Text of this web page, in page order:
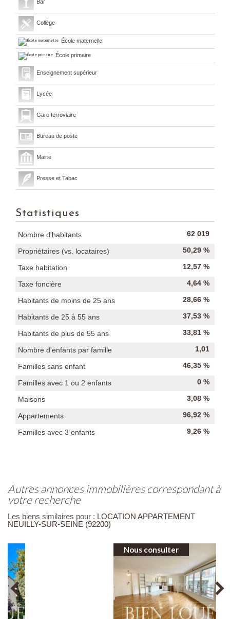
Bar
Collège
École maternelle
École primaire
Enseignement supérieur
Lycée
Gare ferroviaire
Bureau de poste
Mairie
Presse et Tabac
Statistiques
Nombre d'habitants 62 019
Propriétaires (vs. locataires) 50,29 %
Taxe habitation 12,57 %
Taxe foncière 4,64 %
Habitants de moins de 25 ans 28,66 %
Habitants de 25 à 55 ans 37,53 %
Habitants de plus de 55 ans 33,81 %
Nombre d'enfants par famille 1,01
Familles sans enfant 46,35 %
Familles avec 1 ou 2 enfants 0 %
Maisons 3,08 %
Appartements 96,92 %
Familles avec 3 enfants 9,26 %
autres annonces immobilières correspondant à
votre recherche
Les biens similaires pour : LOCATION APPARTEMENT
NEUILLY-SUR-SEINE (92200)
Nous consulter